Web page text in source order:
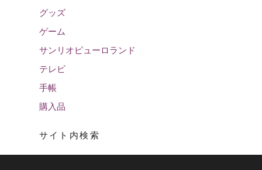
グッズ
ゲーム
サンリオピューロランド
テレビ
手帳
購入品
サイト内検索